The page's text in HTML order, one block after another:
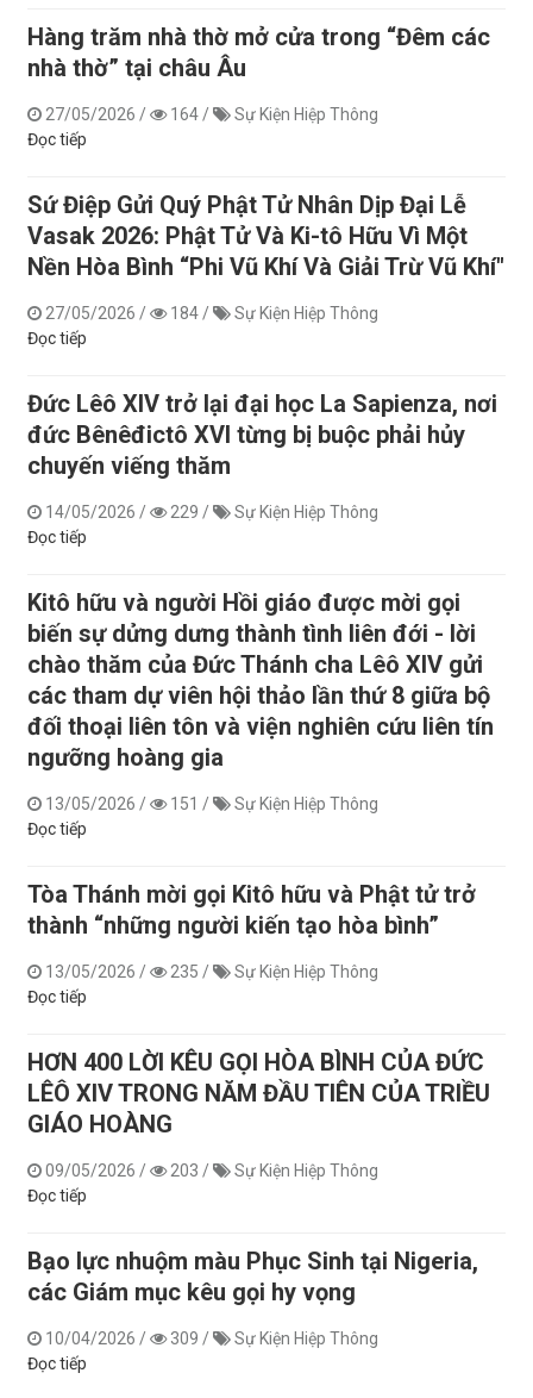
Hàng trăm nhà thờ mở cửa trong “Đêm các
nhà thờ” tại châu Âu
27/05/2026 / 164 /
Sự Kiện Hiệp Thông
Đọc tiếp
Sứ Điệp Gửi Quý Phật Tử Nhân Dịp Đại Lễ
Vasak 2026: Phật Tử Và Ki-tô Hữu Vì Một
Nền Hòa Bình “Phi Vũ Khí Và Giải Trừ Vũ Khí"
27/05/2026 / 184 /
Sự Kiện Hiệp Thông
Đọc tiếp
Đức Lêô XIV trở lại đại học La Sapienza, nơi
đức Bênêđictô XVI từng bị buộc phải hủy
chuyến viếng thăm
14/05/2026 / 229 /
Sự Kiện Hiệp Thông
Đọc tiếp
Kitô hữu và người Hồi giáo được mời gọi
biến sự dửng dưng thành tình liên đới - lời
chào thăm của Đức Thánh cha Lêô XIV gửi
các tham dự viên hội thảo lần thứ 8 giữa bộ
đối thoại liên tôn và viện nghiên cứu liên tín
ngưỡng hoàng gia
13/05/2026 / 151 /
Sự Kiện Hiệp Thông
Đọc tiếp
Tòa Thánh mời gọi Kitô hữu và Phật tử trở
thành “những người kiến tạo hòa bình”
13/05/2026 / 235 /
Sự Kiện Hiệp Thông
Đọc tiếp
HƠN 400 LỜI KÊU GỌI HÒA BÌNH CỦA ĐỨC
LÊÔ XIV TRONG NĂM ĐẦU TIÊN CỦA TRIỀU
GIÁO HOÀNG
09/05/2026 / 203 /
Sự Kiện Hiệp Thông
Đọc tiếp
Bạo lực nhuộm màu Phục Sinh tại Nigeria,
các Giám mục kêu gọi hy vọng
10/04/2026 / 309 /
Sự Kiện Hiệp Thông
Đọc tiếp